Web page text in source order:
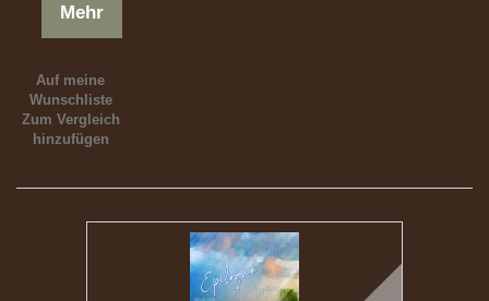
Mehr
Auf meine
Wunschliste
Zum Vergleich
hinzufügen